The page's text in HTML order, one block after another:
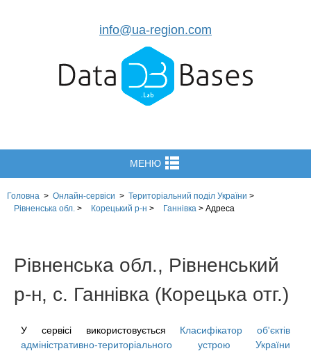
info@ua-region.com
МЕНЮ
Головна > Онлайн-сервіси > Територіальний поділ України >
Рівненська обл. > Корецький р-н > Ганнівка > Адреса
Рівненська обл., Рівненський
р-н, с. Ганнівка (Корецька отг.)
У сервісі використовується Класифікатор об'єктів
адміністративно-територіального устрою України